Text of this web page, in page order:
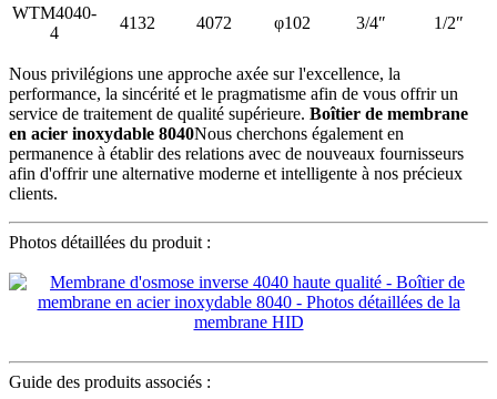
WTM4040-
4
4132 4072 φ102 3/4″ 1/2″
Nous privilégions une approche axée sur l'excellence, la
performance, la sincérité et le pragmatisme afin de vous offrir un
service de traitement de qualité supérieure. Boîtier de membrane
en acier inoxydable 8040Nous cherchons également en
permanence à établir des relations avec de nouveaux fournisseurs
afin d'offrir une alternative moderne et intelligente à nos précieux
clients.
Photos détaillées du produit :
Guide des produits associés :